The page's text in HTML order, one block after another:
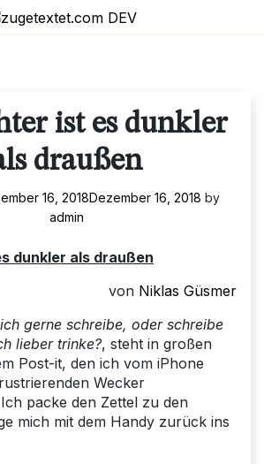
ist es dunkler
draußen
16, 2018Dezember 16, 2018 by
admin
dunkler als draußen
von Niklas Güsmer
gerne schreibe, oder schreibe
lieber trinke?, steht in großen
Post-it, den ich vom iPhone
Wecker
packe den Zettel zu den
mich mit dem Handy zurück ins